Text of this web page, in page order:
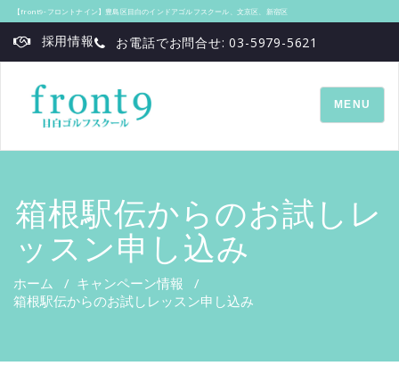
【front9‐フロントナイン】豊島区目白のインドアゴルフスクール、文京区、新宿区
採用情報 お電話でお問合せ: 03-5979-5621
TOGGLE
MENU
箱根駅伝からのお試しレ
ッスン申し込み
ホーム / キャンペーン情報 /
箱根駅伝からのお試しレッスン申し込み